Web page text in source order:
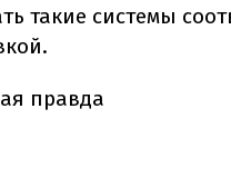
такие системы
правда